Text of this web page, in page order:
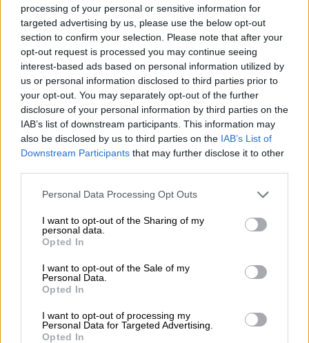
processing of your personal or sensitive information for
targeted advertising by us, please use the below opt-out
section to confirm your selection. Please note that after your
opt-out request is processed you may continue seeing
interest-based ads based on personal information utilized by
us or personal information disclosed to third parties prior to
your opt-out. You may separately opt-out of the further
disclosure of your personal information by third parties on the
IAB’s list of downstream participants. This information may
also be disclosed by us to third parties on the IAB’s List of
Downstream Participants that may further disclose it to other
Please note that this website/app uses one or more Google
not limited to your visit or usage behaviour. You may click to
grant or deny consent to Google and its third-party tags to
use your data for below specified purposes in below Google
consent section.
Personal Data Processing Opt Outs
I want to opt-out of the Sharing of my
personal data.
Opted In
I want to opt-out of the Sale of my
Personal Data.
Opted In
I want to opt-out of processing my
Personal Data for Targeted Advertising.
Opted In
«Το να φέρνω στο φως σημαντικές ιστορίες
ήταν η καρδιά της καριέρας μου. Είναι
μεγάλη μου τιμή να παρουσιάσω τα 78α
βραβεία Emmy - στα 100ά γενέθλια του
αγαπημένου μου NBC - και να γιορτάσω αυτή
την εξαιρετική κοινότητα αφηγητών»,
ανέφερε σε ανακοίνωσή της.
Ηηθοποιός, η οποίαετοιμάζεται για την 28η
σεζόν της επιτυχημένης σειράς, τόνισε
επίσης πως αισθάνεται ευγνωμοσύνη που
δημιουργεί «τηλεόραση που μας ενώνει,
ανεξάρτητα από το πώς, πού ή πότε
παρακολουθούμε».
Η Χάργκιτεϊ
παρουσιάζει τα Emmy από το 2011, όταν
οικοδέσποινα της βραδιάς ήταν η Τζέιν